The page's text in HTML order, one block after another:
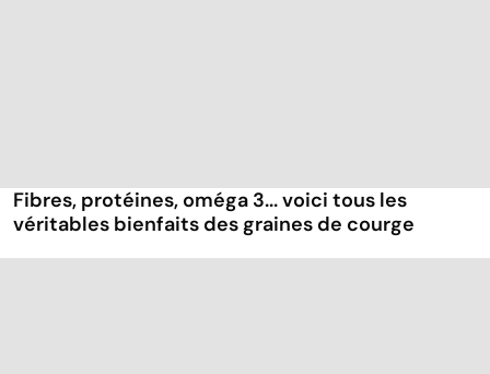
Fibres, protéines, oméga 3... voici tous les
véritables bienfaits des graines de courge